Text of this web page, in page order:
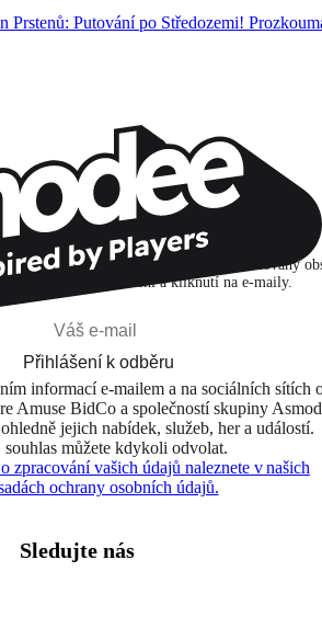
Prstenů: Putování po Středozemi!
Zůstaňte v kontaktu!
abych objevoval hry, novinky a personalizovaný
zájmů a svých otevření a kliknutí na e-maily.
Přihlášení k odběru
informací e-mailem a na sociálních sítích
Amuse BidCo a společností skupiny
jejich nabídek, služeb, her a událostí.
souhlas můžete kdykoli odvolat.
zpracování vašich údajů naleznete v našich
ochrany osobních údajů.
Sledujte nás